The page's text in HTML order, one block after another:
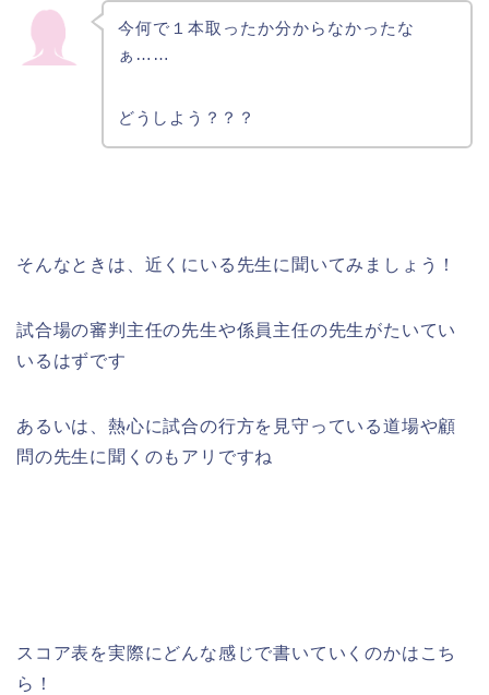
今何で１本取ったか分からなかったな
ぁ……
どうしよう？？？
そんなときは、近くにいる先生に聞いてみましょう！
試合場の審判主任の先生や係員主任の先生がたいてい
いるはずです
あるいは、熱心に試合の行方を見守っている道場や顧
問の先生に聞くのもアリですね
スコア表を実際にどんな感じで書いていくのかはこち
ら！